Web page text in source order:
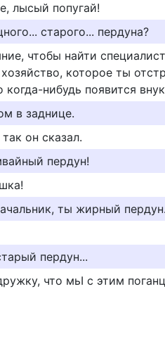
лысый попугай!
старого... пердуна?
чтобы найти
которое ты
когда-нибудь появится
в заднице.
он сказал.
пердун!
ты жирный пердун.
пердун...
что мьI с этим